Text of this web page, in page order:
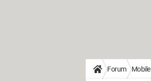
Forum Mobile